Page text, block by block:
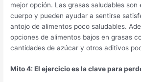
mejor opción. Las grasas saludables son
cuerpo y pueden ayudar a sentirse
antojo de alimentos poco saludables.
opciones de alimentos bajos en grasas
cantidades de azúcar y otros aditivos
Mito 4: El ejercicio es la clave para